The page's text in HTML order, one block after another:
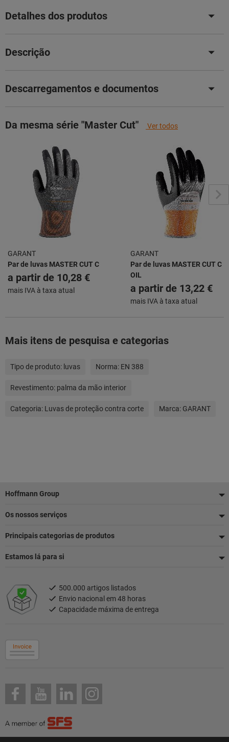
Detalhes dos produtos
Descrição
Descarregamentos e documentos
Da mesma série "Master Cut" Ver todos
GARANT
Par de luvas MASTER CUT C
a partir de 10,28 €
mais IVA à taxa atual
GARANT
Par de luvas MASTER CUT C
OIL
a partir de 13,22 €
mais IVA à taxa atual
Mais itens de pesquisa e categorias
Tipo de produto: luvas Norma: EN 388
Revestimento: palma da mão interior
Categoria: Luvas de proteção contra corte Marca: GARANT
Rodapé
Hoffmann Group
Os nossos serviços
Principais categorias de produtos
Estamos lá para si
500.000 artigos listados
Envio nacional em 48 horas
Capacidade máxima de entrega